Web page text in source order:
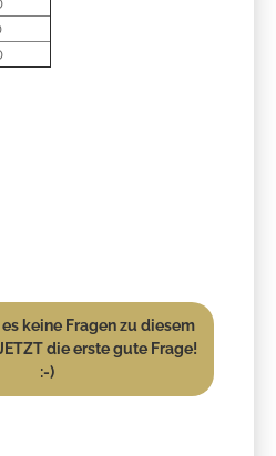
keine Fragen zu diesem
die erste gute Frage!
:-)